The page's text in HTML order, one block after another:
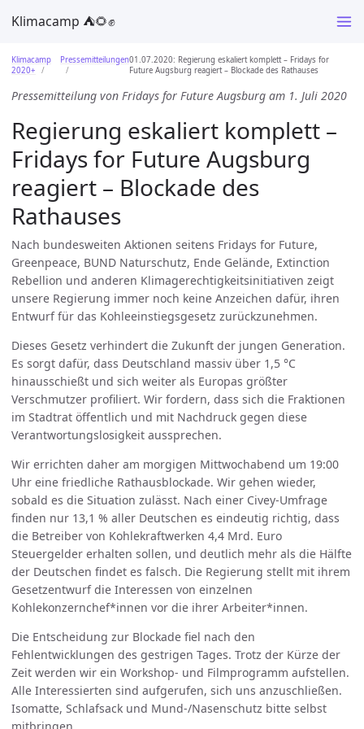
Klimacamp ⛺️🌻✊
Klimacamp
2020+
Pressemitteilungen01.07.2020: Regierung eskaliert komplett – Fridays for
Future Augsburg reagiert – Blockade des Rathauses
Pressemitteilung von Fridays for Future Augsburg am 1. Juli 2020
Regierung eskaliert komplett –
Fridays for Future Augsburg
reagiert – Blockade des
Rathauses
Nach bundesweiten Aktionen seitens Fridays for Future,
Greenpeace, BUND Naturschutz, Ende Gelände, Extinction
Rebellion und anderen Klimagerechtigkeitsinitiativen zeigt
unsere Regierung immer noch keine Anzeichen dafür, ihren
Entwurf für das Kohleeinstiegsgesetz zurückzunehmen.
Dieses Gesetz verhindert die Zukunft der jungen Generation.
Es sorgt dafür, dass Deutschland massiv über 1,5 °C
hinausschießt und sich weiter als Europas größter
Verschmutzer profiliert. Wir fordern, dass sich die Fraktionen
im Stadtrat öffentlich und mit Nachdruck gegen diese
Verantwortungslosigkeit aussprechen.
Wir errichten daher am morgigen Mittwochabend um 19:00
Uhr eine friedliche Rathausblockade. Wir gehen wieder,
sobald es die Situation zulässt. Nach einer Civey-Umfrage
finden nur 13,1 % aller Deutschen es eindeutig richtig, dass
die Betreiber von Kohlekraftwerken 4,4 Mrd. Euro
Steuergelder erhalten sollen, und deutlich mehr als die Hälfte
der Deutschen findet es falsch. Die Regierung stellt mit ihrem
Gesetzentwurf die Interessen von einzelnen
Kohlekonzernchef*innen vor die ihrer Arbeiter*innen.
Die Entscheidung zur Blockade fiel nach den
Fehlentwicklungen des gestrigen Tages. Trotz der Kürze der
Zeit werden wir ein Workshop- und Filmprogramm aufstellen.
Alle Interessierten sind aufgerufen, sich uns anzuschließen.
Isomatte, Schlafsack und Mund-/Nasenschutz bitte selbst
mitbringen.